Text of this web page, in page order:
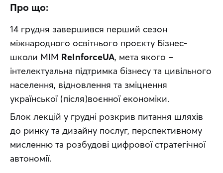
Про що:
14 грудня завершився перший сезон
міжнародного освітнього проєкту Бізнес-
школи МІМ ReІnforceUA, мета якого –
інтелектуальна підтримка бізнесу та цивільного
населення, відновлення та зміцнення
української (після)воєнної економіки.
Блок лекцій у грудні розкрив питання шляхів
до ринку та дизайну послуг, перспективному
мисленню та розбудові цифрової стратегічної
автономії.